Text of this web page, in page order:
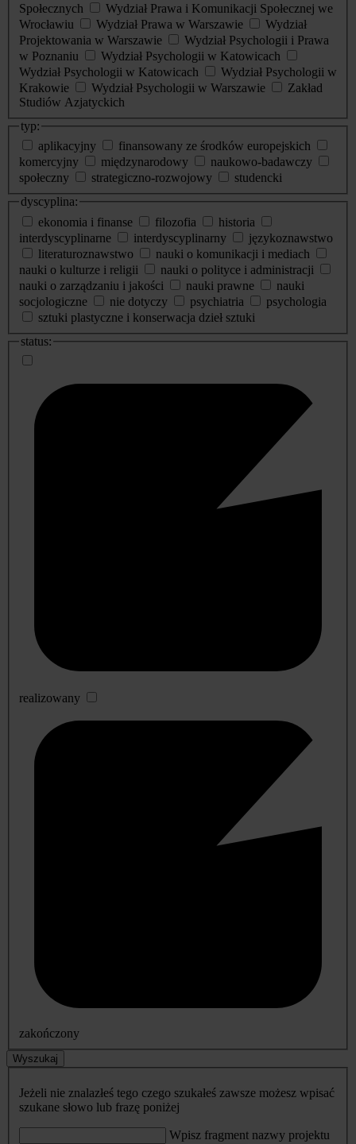
Społecznych
Wydział Prawa i Komunikacji Społecznej we
Wrocławiu
Wydział Prawa w Warszawie
Wydział
Projektowania w Warszawie
Wydział Psychologii i Prawa
w Poznaniu
Wydział Psychologii w Katowicach
Wydział Psychologii w Katowicach
Wydział Psychologii w
Krakowie
Wydział Psychologii w Warszawie
Zakład
Studiów Azjatyckich
typ:
aplikacyjny
finansowany ze środków europejskich
komercyjny
międzynarodowy
naukowo-badawczy
społeczny
strategiczno-rozwojowy
studencki
dyscyplina:
ekonomia i finanse
filozofia
historia
interdyscyplinarne
interdyscyplinarny
językoznawstwo
literaturoznawstwo
nauki o komunikacji i mediach
nauki o kulturze i religii
nauki o polityce i administracji
nauki o zarządzaniu i jakości
nauki prawne
nauki
socjologiczne
nie dotyczy psychiatria
psychologia
sztuki plastyczne i konserwacja dzieł sztuki
status:
realizowany
zakończony
Wyszukaj
Jeżeli nie znalazłeś tego czego szukałeś zawsze możesz wpisać
szukane słowo lub frazę poniżej
Wpisz fragment nazwy projektu